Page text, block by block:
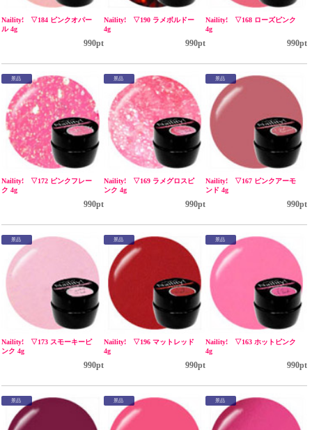
Naility! ▽184 ピンクオパー
ル 4g
990pt
Naility! ▽190 ラメボルドー
4g
990pt
Naility! ▽168 ローズピンク
4g
990pt
景品
Naility! ▽172 ピンクフレー
ク 4g
990pt
景品
Naility! ▽169 ラメグロスピ
ンク 4g
990pt
景品
Naility! ▽167 ピンクアーモ
ンド 4g
990pt
景品
Naility! ▽173 スモーキーピ
ンク 4g
990pt
景品
Naility! ▽196 マットレッド
4g
990pt
景品
Naility! ▽163 ホットピンク
4g
990pt
景品 景品 景品